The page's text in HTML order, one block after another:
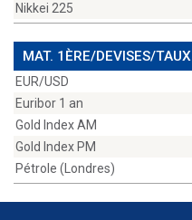
Nikkei 225
MAT. 1ÈRE/DEVISES/TAUX
EUR/USD
Euribor 1 an
Gold Index AM
Gold Index PM
Pétrole (Londres)